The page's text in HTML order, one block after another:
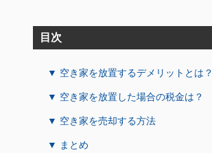
目次
▼ 空き家を放置するデメリットとは？
▼ 空き家を放置した場合の税金は？
▼ 空き家を売却する方法
▼ まとめ